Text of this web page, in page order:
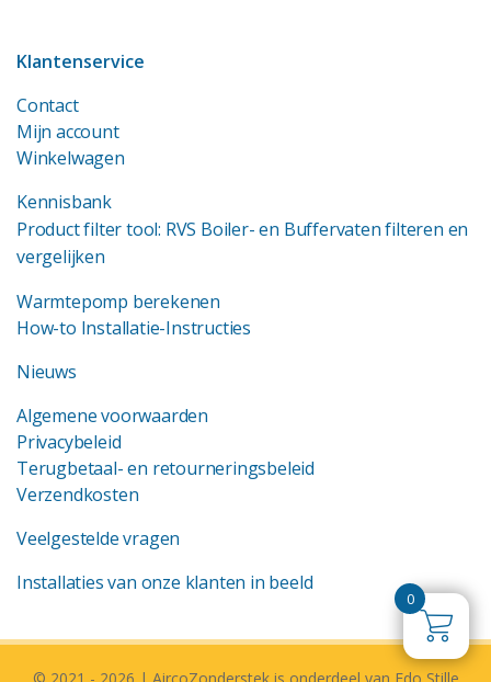
Klantenservice
Contact
Mijn account
Winkelwagen
Kennisbank
Product filter tool: RVS Boiler- en Buffervaten filteren en
vergelijken
Warmtepomp berekenen
How-to Installatie-Instructies
Nieuws
Algemene voorwaarden
Privacybeleid
Terugbetaal- en retourneringsbeleid
Verzendkosten
Veelgestelde vragen
Installaties van onze klanten in beeld
0